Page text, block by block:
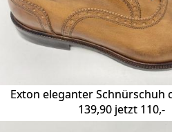
Exton eleganter Schnürschuh
139,90 jetzt 110,-